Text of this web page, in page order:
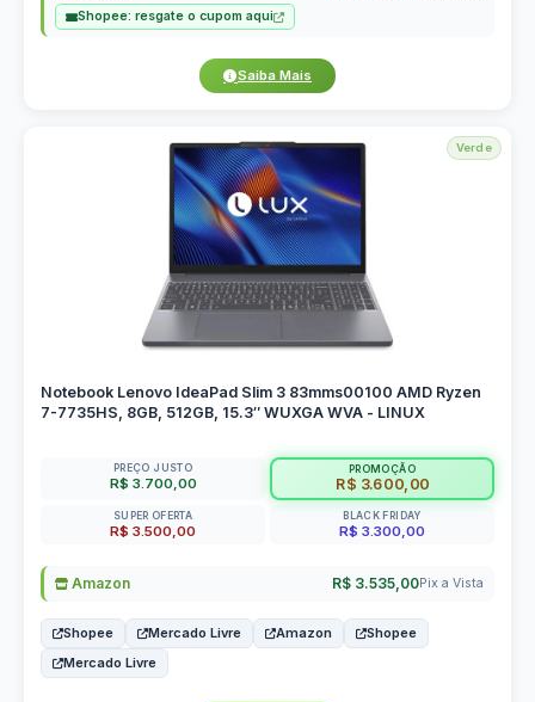
Shopee: resgate o cupom aqui
Saiba Mais
Verde
Notebook Lenovo IdeaPad Slim 3 83mms00100 AMD Ryzen
7-7735HS, 8GB, 512GB, 15.3″ WUXGA WVA - LINUX
PREÇO JUSTO
R$ 3.700,00
PROMOÇÃO
R$ 3.600,00
SUPER OFERTA
R$ 3.500,00
BLACK FRIDAY
R$ 3.300,00
Amazon R$ 3.535,00Pix a Vista
Shopee Mercado Livre Amazon
Shopee
Mercado Livre